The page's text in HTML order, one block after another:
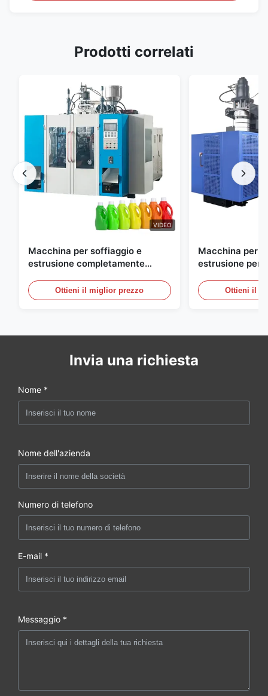
Prodotti correlati
VIDEO
Macchina per soffiaggio e
estrusione completamente
Ottieni il miglior prezzo
Macchina per
estrusione
automatica per
Ottieni il
Invia una richiesta
Nome *
Nome dell'azienda
Numero di telefono
E-mail *
Messaggio *